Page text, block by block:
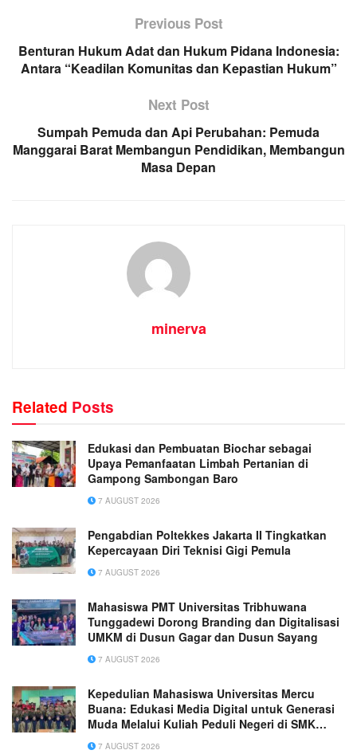
Previous Post
Benturan Hukum Adat dan Hukum Pidana Indonesia:
Antara “Keadilan Komunitas dan Kepastian Hukum”
Next Post
Sumpah Pemuda dan Api Perubahan: Pemuda
Manggarai Barat Membangun Pendidikan, Membangun
Masa Depan
minerva
Related Posts
Edukasi dan Pembuatan Biochar sebagai
Upaya Pemanfaatan Limbah Pertanian di
Gampong Sambongan Baro
7 AUGUST 2026
Pengabdian Poltekkes Jakarta II Tingkatkan
Kepercayaan Diri Teknisi Gigi Pemula
7 AUGUST 2026
Mahasiswa PMT Universitas Tribhuwana
Tunggadewi Dorong Branding dan Digitalisasi
UMKM di Dusun Gagar dan Dusun Sayang
7 AUGUST 2026
Kepedulian Mahasiswa Universitas Mercu
Buana: Edukasi Media Digital untuk Generasi
Muda Melalui Kuliah Peduli Negeri di SMK
Muhammadiyah 1 Tangerang
7 AUGUST 2026